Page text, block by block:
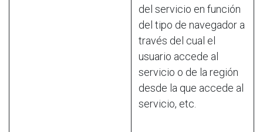
del servicio en función
del tipo de navegador a
través del cual el
usuario accede al
servicio o de la región
desde la que accede al
servicio, etc.